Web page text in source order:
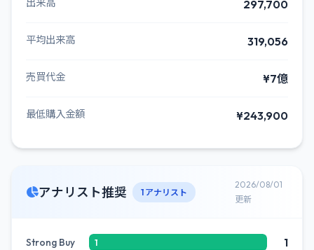
出来高 297,700
平均出来高 319,056
売買代金 ¥7億
最低購入金額 ¥243,900
アナリスト推奨 1 アナリスト
2026/08/01
更新
Strong Buy 1 1